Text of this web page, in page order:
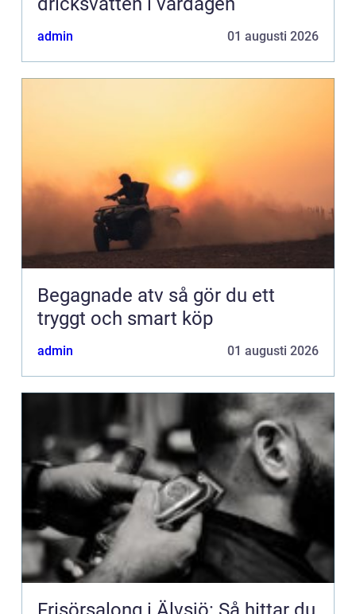
admin 01 augusti 2026
Begagnade atv så gör du ett
tryggt och smart köp
admin 01 augusti 2026